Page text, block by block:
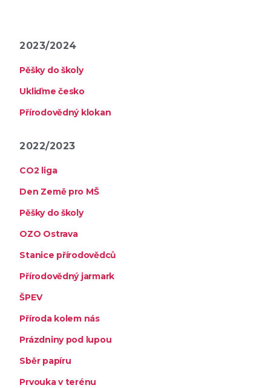
2023/2024
Pěšky do školy
Ukliďme česko
Přírodovědný klokan
2022/2023
CO2 liga
Den Země pro MŠ
Pěšky do školy
OZO Ostrava
Stanice přírodovědců
Přírodovědný jarmark
ŠPEV
Příroda kolem nás
Prázdniny pod lupou
Sběr papíru
Prvouka v terénu